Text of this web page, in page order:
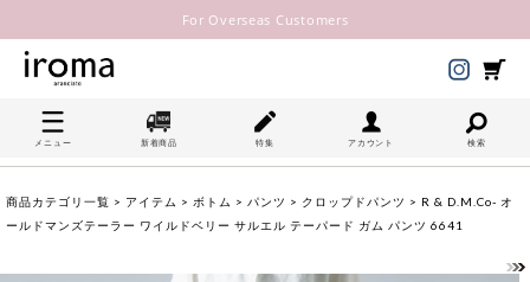
For Overseas Customers
メニュー 新着商品 特集 アカウント 検索
商品カテゴリ一覧 > アイテム > ボトム > パンツ > クロップドパンツ > R & D.M.Co- オ
ールドマンズテーラー ワイルドベリー サルエル テーパード ガム パンツ 6641